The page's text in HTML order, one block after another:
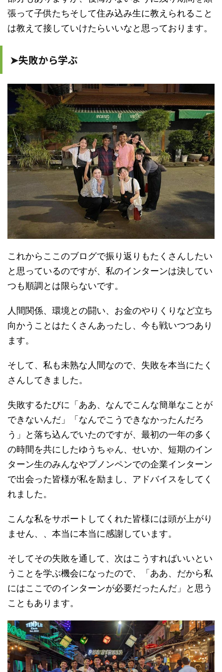
張って子供たちそして住み込み生に教えられること
は教えて接していけたらいいなと思っております。
➤失敗から学ぶ
これからここのブログで振り返りもたくさんしたい
と思っているのですが、私のインターンは決してい
つも順調とは限らないです。
人間関係、環境との闘い、お金のやりくりなど立ち
向かうことはたくさんあったし、今も戦いつつあり
ます。
そして、私も未熟な人間なので、失敗を本当にたく
さんしてきました。
失敗するたびに「ああ、なんでこんな簡単なことが
できないんだ」「なんでこうできなかったんだろ
う」と落ち込んでいたのですが、最初の一年の多く
の時間を共にしたゆうちゃん、せいか、短期のイン
ターン生のみんなやプノンペンでの企業インターン
で出会った皆様が私を励まし、アドバイスをしてく
れました。
こんな私をサポートしてくれた皆様には頭が上がり
ません、、本当に本当に感謝しています。
そしてその失敗を通して、次はこうすればいいとい
うことを学ぶ機会になったので、「ああ、だから私
にはここでのインターンが必要だったんだ」と思う
こともあります。